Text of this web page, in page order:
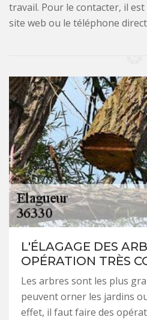
travail. Pour le contacter, il
site web ou le téléphone
L'ÉLAGAGE DES
OPÉRATION TRÈS
Les arbres sont les plus
peuvent orner les jardins
effet, il faut faire des